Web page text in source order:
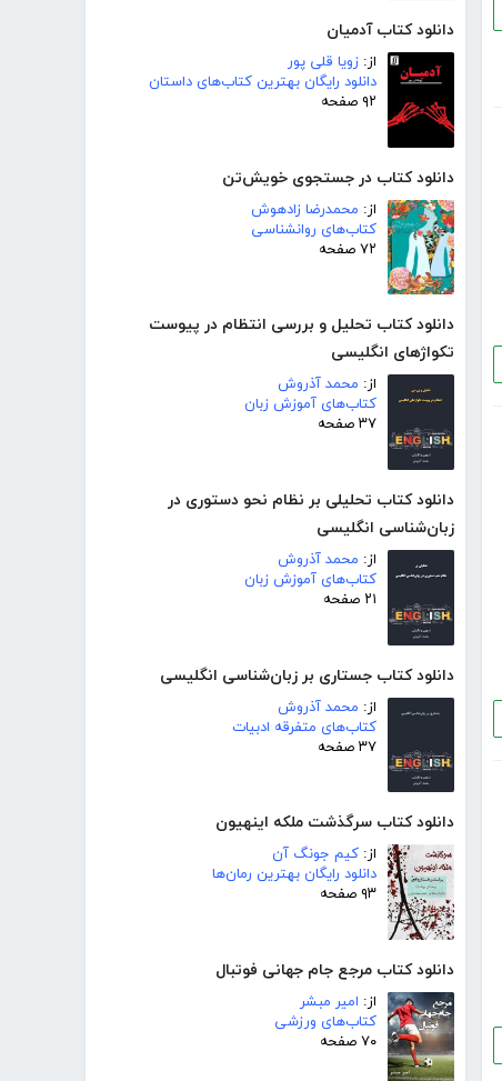
دانلود کتاب آدمیان
از: زویا قلی پور
دانلود رایگان بهترین کتاب‌های داستان
۹۲ صفحه
دانلود کتاب در جستجوی خویش‌تن
از: محمدرضا زادهوش
کتاب‌های روانشناسی
۷۲ صفحه
دانلود کتاب تحلیل و بررسی انتظام در پیوست
تکواژهای انگلیسی
از: محمد آذروش
کتاب‌های آموزش زبان
۳۷ صفحه
دانلود کتاب تحلیلی بر نظام نحو دستوری در
زبان‌شناسی انگلیسی
از: محمد آذروش
کتاب‌های آموزش زبان
۲۱ صفحه
دانلود کتاب جستاری بر زبان‌شناسی انگلیسی
از: محمد آذروش
کتاب‌های متفرقه ادبیات
۳۷ صفحه
دانلود کتاب سرگذشت ملکه اینهیون
از: کیم جونگ آن
دانلود رایگان بهترین رمان‌ها
۹۳ صفحه
دانلود کتاب مرجع جام جهانی فوتبال
از: امیر مبشر
کتاب‌های ورزشی
۷۰ صفحه